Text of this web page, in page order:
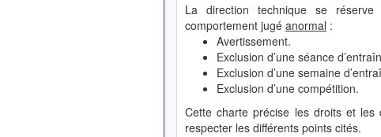
La direction technique se
comportement jugé anormal :
Avertissement.
Exclusion d’une séance
Exclusion d’une semaine
Exclusion d’une compétition.
Cette charte précise les droits et
respecter les différents points cités.